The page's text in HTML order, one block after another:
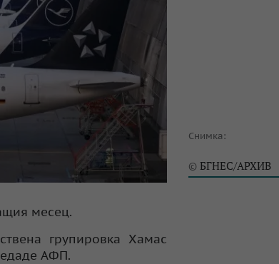
Снимка:
© БГНЕС/АРХИВ
месец.
групировка Хамас
АФП.